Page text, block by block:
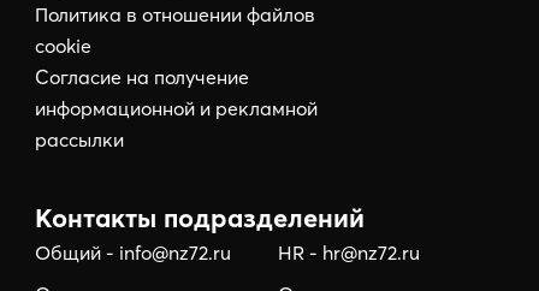
Политика в отношении файлов
cookie
Согласие на получение
информационной и рекламной
рассылки
Контакты подразделений
Общий - info@nz72.ru
HR - hr@nz72.ru